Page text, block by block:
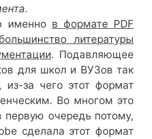
именно в формате PDF
литературы
. Подавляющее
для школ и ВУЗов так
, из-за чего этот формат
Во многом это
очередь потому,
сделала этот формат